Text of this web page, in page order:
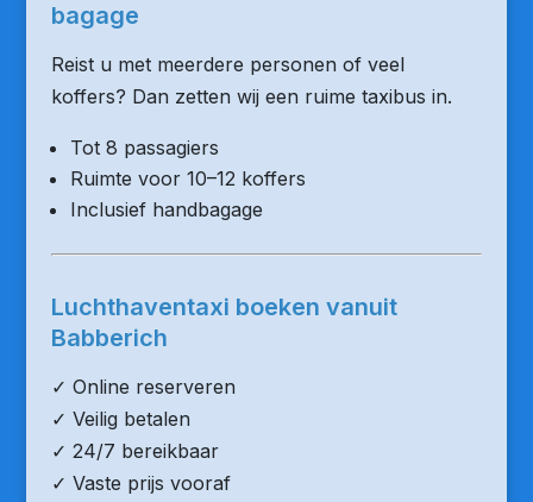
bagage
Reist u met meerdere personen of veel
koffers? Dan zetten wij een ruime taxibus in.
Tot 8 passagiers
Ruimte voor 10–12 koffers
Inclusief handbagage
Luchthaventaxi boeken vanuit
Babberich
✓ Online reserveren
✓ Veilig betalen
✓ 24/7 bereikbaar
✓ Vaste prijs vooraf